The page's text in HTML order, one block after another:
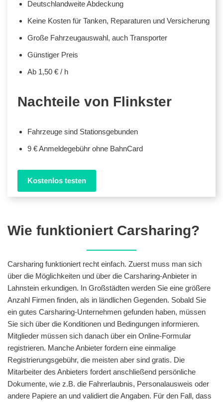
Deutschlandweite Abdeckung
Keine Kosten für Tanken, Reparaturen und Versicherung
Große Fahrzeugauswahl, auch Transporter
Günstiger Preis
Ab 1,50 € / h
Nachteile von Flinkster
Fahrzeuge sind Stationsgebunden
9 € Anmeldegebühr ohne BahnCard
Kostenlos testen
Wie funktioniert Carsharing?
Carsharing funktioniert recht einfach. Zuerst muss man sich
über die Möglichkeiten und über die Carsharing-Anbieter in
Lahnstein erkundigen. In Großstädten werden Sie eine größere
Anzahl Firmen finden, als in ländlichen Gegenden. Sobald Sie
ein gutes Carsharing-Unternehmen gefunden haben, müssen
Sie sich über die Konditionen und Bedingungen informieren.
Mitglieder müssen sich danach über ein Online-Formular
registrieren. Manche Anbieter fordern eine einmalige
Registrierungsgebühr, die meisten aber sind gratis. Die
Mitarbeiter des Anbieters fordert anschließend persönliche
Dokumente, wie z.B. die Fahrerlaubnis, Personalausweis oder
andere Papiere an und validiert die Angaben. Für den Fall, dass